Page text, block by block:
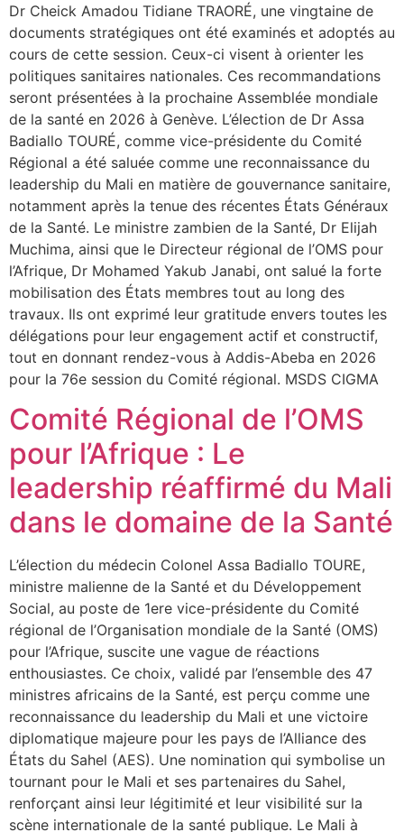
Dr Cheick Amadou Tidiane TRAORÉ, une vingtaine de
documents stratégiques ont été examinés et adoptés au
cours de cette session. Ceux-ci visent à orienter les
politiques sanitaires nationales. Ces recommandations
seront présentées à la prochaine Assemblée mondiale
de la santé en 2026 à Genève. L’élection de Dr Assa
Badiallo TOURÉ, comme vice-présidente du Comité
Régional a été saluée comme une reconnaissance du
leadership du Mali en matière de gouvernance sanitaire,
notamment après la tenue des récentes États Généraux
de la Santé. Le ministre zambien de la Santé, Dr Elijah
Muchima, ainsi que le Directeur régional de l’OMS pour
l’Afrique, Dr Mohamed Yakub Janabi, ont salué la forte
mobilisation des États membres tout au long des
travaux. Ils ont exprimé leur gratitude envers toutes les
délégations pour leur engagement actif et constructif,
tout en donnant rendez-vous à Addis-Abeba en 2026
pour la 76e session du Comité régional. MSDS CIGMA
Comité Régional de l’OMS
pour l’Afrique : Le
leadership réaffirmé du Mali
dans le domaine de la Santé
L’élection du médecin Colonel Assa Badiallo TOURE,
ministre malienne de la Santé et du Développement
Social, au poste de 1ere vice-présidente du Comité
régional de l’Organisation mondiale de la Santé (OMS)
pour l’Afrique, suscite une vague de réactions
enthousiastes. Ce choix, validé par l’ensemble des 47
ministres africains de la Santé, est perçu comme une
reconnaissance du leadership du Mali et une victoire
diplomatique majeure pour les pays de l’Alliance des
États du Sahel (AES). Une nomination qui symbolise un
tournant pour le Mali et ses partenaires du Sahel,
renforçant ainsi leur légitimité et leur visibilité sur la
scène internationale de la santé publique. Le Mali à